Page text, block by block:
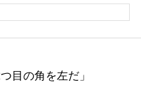
目の角を左だ」